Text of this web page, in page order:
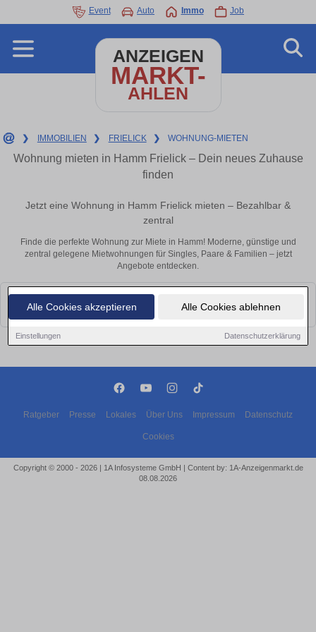
Alle Cookies akzeptieren Alle Cookies ablehnen
Einstellungen Datenschutzerklärung
Event Auto Immo Job
ANZEIGEN
MARKT-
AHLEN
❯ IMMOBILIEN ❯ FRIELICK ❯ WOHNUNG-MIETEN
Wohnung mieten in Hamm Frielick – Dein neues Zuhause
finden
Jetzt eine Wohnung in Hamm Frielick mieten – Bezahlbar &
zentral
Finde die perfekte Wohnung zur Miete in Hamm! Moderne, günstige und
zentral gelegene Mietwohnungen für Singles, Paare & Familien – jetzt
Angebote entdecken.
Leider konnten wir derzeit keine passenden Objekte finden. Schauen Sie
bald wieder vorbei!
Ratgeber Presse Lokales Über Uns Impressum Datenschutz
Cookies
Copyright © 2000 - 2026 | 1A Infosysteme GmbH | Content by: 1A-Anzeigenmarkt.de
08.08.2026